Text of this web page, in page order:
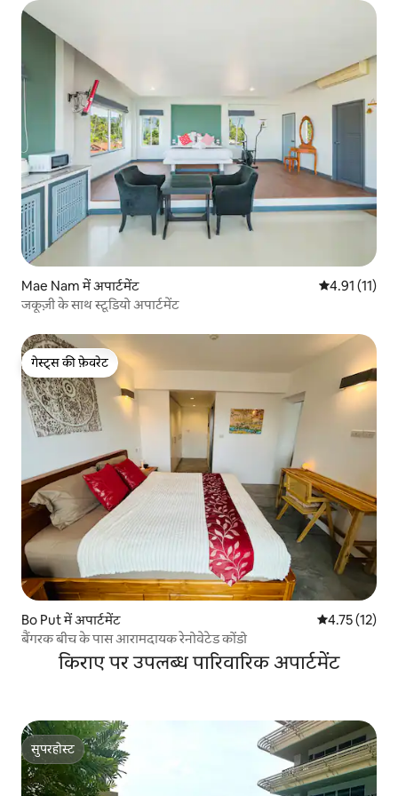
Mae Nam में अपार्टमेंट औसत रेटिंग 5 में
4.91 (11)
जकूज़ी के साथ स्टूडियो अपार्टमेंट
गेस्ट्स की फ़ेवरेट
गेस्ट्स की फ़ेवरेट
Bo Put में अपार्टमेंट औसत रेटिंग 5 में
4.75 (12)
बैंगरक बीच के पास आरामदायक रेनोवेटेड कोंडो
किराए पर उपलब्ध पारिवारिक अपार्टमेंट
सुपरहोस्ट
सुपरहोस्ट